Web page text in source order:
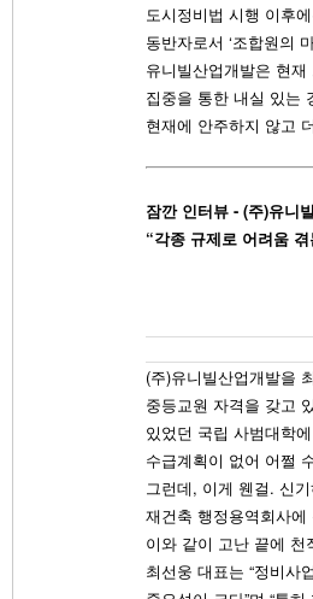
도시정비법 시행 이후
동반자로서 ‘조합원의
유니빌산업개발은 현
집중을 통한 내실 있는
현재에 안주하지 않고
잠깐 인터뷰 - (주)유니
“각종 규제로 어려움
(주)유니빌산업개발을
중등교원 자격을 갖고
있었던 국립 사범대학
수급계획이 없어 어쩔
그런데, 이게 웬걸. 신
재건축 행정용역회사
이와 같이 고난 끝에
최선웅 대표는 “정비